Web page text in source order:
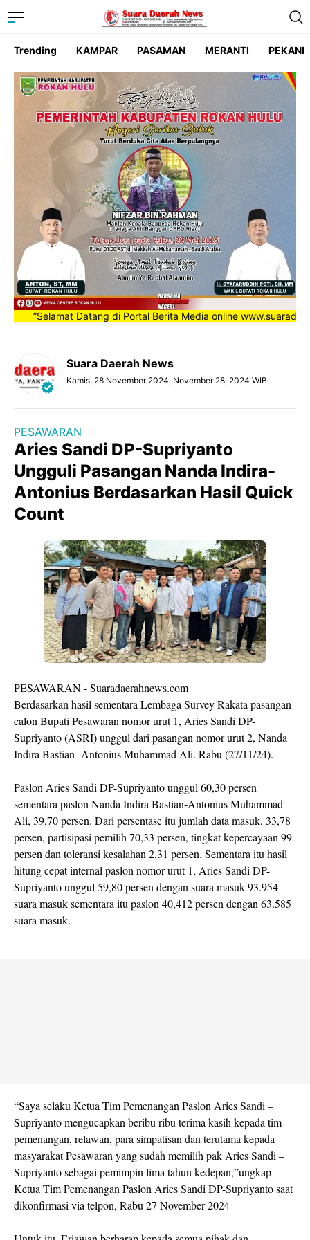
Trending KAMPAR PASAMAN MERANTI
”Selamat Datang di Portal Berita Media online
Suara Daerah News
Kamis, 28 November 2024, November 28, 2024 WIB
PESAWARAN
Aries Sandi DP-Supriyanto
Ungguli Pasangan Nanda Indira-
Antonius Berdasarkan Hasil Quick
Count
PESAWARAN - Suaradaerahnews.com
Berdasarkan hasil sementara Lembaga Survey Rakata pasangan
calon Bupati Pesawaran nomor urut 1, Aries Sandi DP-
Supriyanto (ASRI) unggul dari pasangan nomor urut 2, Nanda
Indira Bastian- Antonius Muhammad Ali. Rabu (27/11/24).
Paslon Aries Sandi DP-Supriyanto unggul 60,30 persen
sementara paslon Nanda Indira Bastian-Antonius Muhammad
Ali, 39,70 persen. Dari persentase itu jumlah data masuk, 33,78
persen, partisipasi pemilih 70,33 persen, tingkat kepercayaan 99
persen dan toleransi kesalahan 2,31 persen. Sementara itu hasil
hitung cepat internal paslon nomor urut 1, Aries Sandi DP-
Supriyanto unggul 59,80 persen dengan suara masuk 93.954
suara masuk sementara itu paslon 40,412 persen dengan 63.585
suara masuk.
“Saya selaku Ketua Tim Pemenangan Paslon Aries Sandi –
Supriyanto mengucapkan beribu ribu terima kasih kepada tim
pemenangan, relawan, para simpatisan dan terutama kepada
masyarakat Pesawaran yang sudah memilih pak Aries Sandi –
Supriyanto sebagai pemimpin lima tahun kedepan,”ungkap
Ketua Tim Pemenangan Paslon Aries Sandi DP-Supriyanto saat
dikonfirmasi via telpon, Rabu 27 November 2024